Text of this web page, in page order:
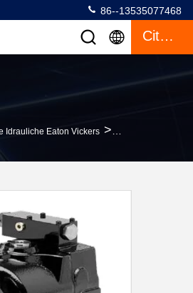
86--13535077468
Citazione
Idrauliche Eaton Vickers >